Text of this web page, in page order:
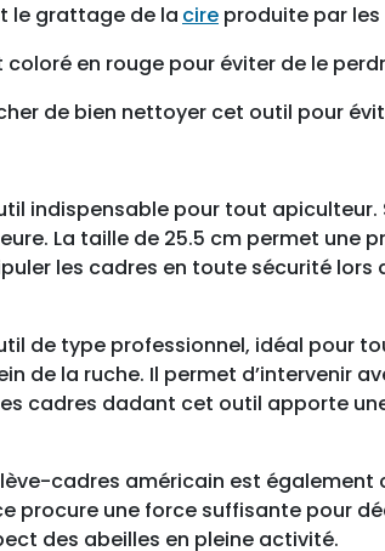
d
e
a
r
i
c
n
G
M
o
u
g
le grattage de la cire produite par
coloré en rouge pour éviter de le
de bien nettoyer cet outil pour
indispensable pour tout
La taille de 25.5 cm permet une
les cadres en toute sécurité lors
de type professionnel, idéal pour
la ruche. Il permet d’intervenir
cadres dadant cet outil apporte
cadres américain est également
procure une force suffisante pour
des abeilles en pleine activité.